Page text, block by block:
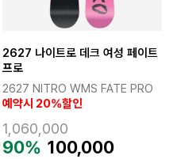
2627 나이트로 데크 여성 페이트
프로
2627 NITRO WMS FATE PRO
예약시 20%할인
1,060,000
90% 100,000